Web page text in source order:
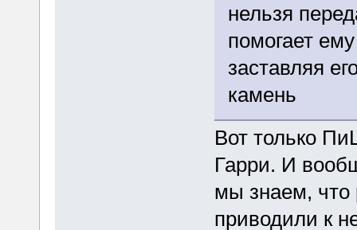
нельзя
помогает
заставляя
камень
Вот только
Гарри. И
мы знаем,
приводили к